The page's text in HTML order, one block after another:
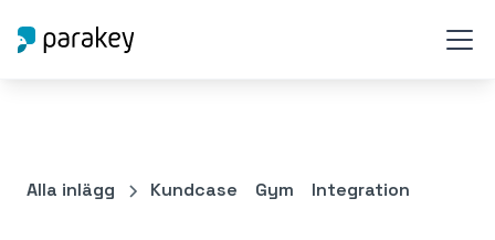
Alla inlägg Kundcase Gym Integration